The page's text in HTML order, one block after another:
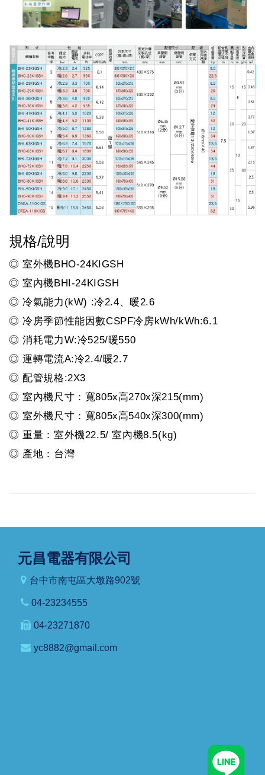
規格/說明
◎ 室外機BHO-24KIGSH
◎ 室內機BHI-24KIGSH
◎ 冷氣能力(kW) :冷2.4、暖2.6
◎ 冷房季節性能因數CSPF冷房kWh/kWh:6.1
◎ 消耗電力W:冷525/暖550
◎ 運轉電流A:冷2.4/暖2.7
◎ 配管規格:2X3
◎ 室內機尺寸：寬805x高270x深215(mm)
◎ 室外機尺寸：寬805x高540x深300(mm)
◎ 重量：室外機22.5/ 室內機8.5(kg)
◎ 產地：台灣
元昌電器有限公司
台中市南屯區大墩路902號
04-23234555
04-23271870
yc8882@gmail.com